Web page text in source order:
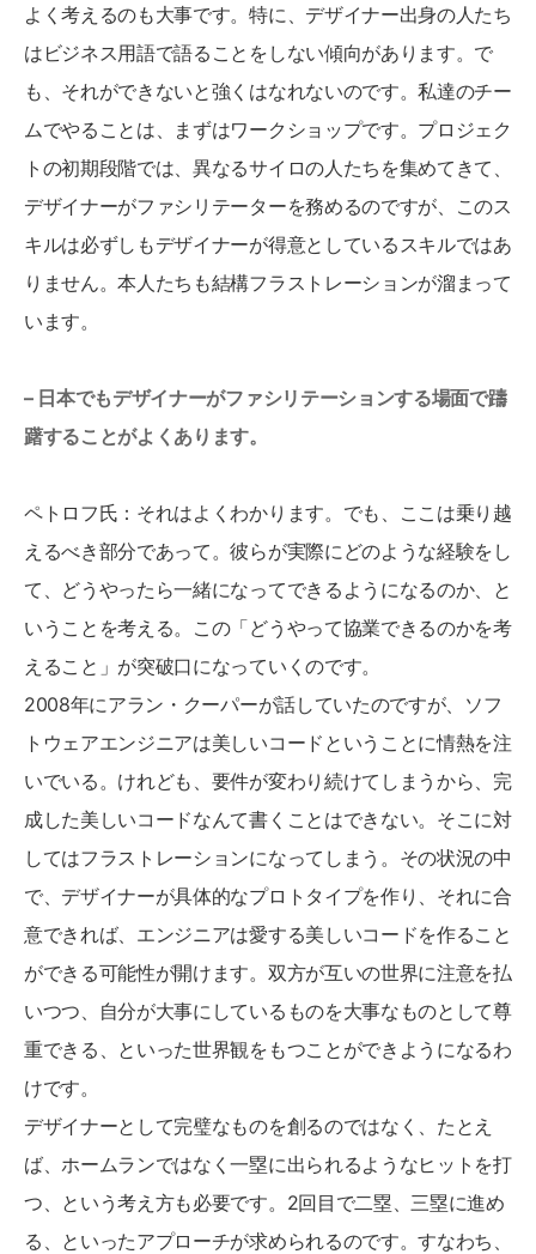
よく考えるのも大事です。特に、デザイナー出身の人たち
はビジネス用語で語ることをしない傾向があります。で
も、それができないと強くはなれないのです。私達のチー
ムでやることは、まずはワークショップです。プロジェク
トの初期段階では、異なるサイロの人たちを集めてきて、
デザイナーがファシリテーターを務めるのですが、このス
キルは必ずしもデザイナーが得意としているスキルではあ
りません。本人たちも結構フラストレーションが溜まって
います。
– 日本でもデザイナーがファシリテーションする場面で躊
躇することがよくあります。
ペトロフ氏：それはよくわかります。でも、ここは乗り越
えるべき部分であって。彼らが実際にどのような経験をし
て、どうやったら一緒になってできるようになるのか、と
いうことを考える。この「どうやって協業できるのかを考
えること」が突破口になっていくのです。
2008年にアラン・クーパーが話していたのですが、ソフ
トウェアエンジニアは美しいコードということに情熱を注
いでいる。けれども、要件が変わり続けてしまうから、完
成した美しいコードなんて書くことはできない。そこに対
してはフラストレーションになってしまう。その状況の中
で、デザイナーが具体的なプロトタイプを作り、それに合
意できれば、エンジニアは愛する美しいコードを作ること
ができる可能性が開けます。双方が互いの世界に注意を払
いつつ、自分が大事にしているものを大事なものとして尊
重できる、といった世界観をもつことができようになるわ
けです。
デザイナーとして完璧なものを創るのではなく、たとえ
ば、ホームランではなく一塁に出られるようなヒットを打
つ、という考え方も必要です。2回目で二塁、三塁に進め
る、といったアプローチが求められるのです。すなわち、